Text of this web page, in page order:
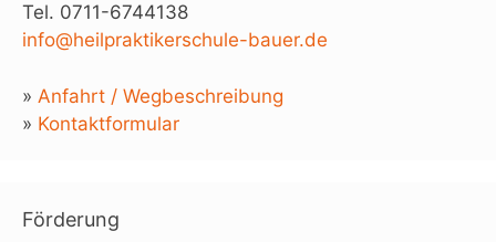
Tel. 0711-6744138
info@heilpraktikerschule-bauer.de
» Anfahrt / Wegbeschreibung
» Kontaktformular
Förderung